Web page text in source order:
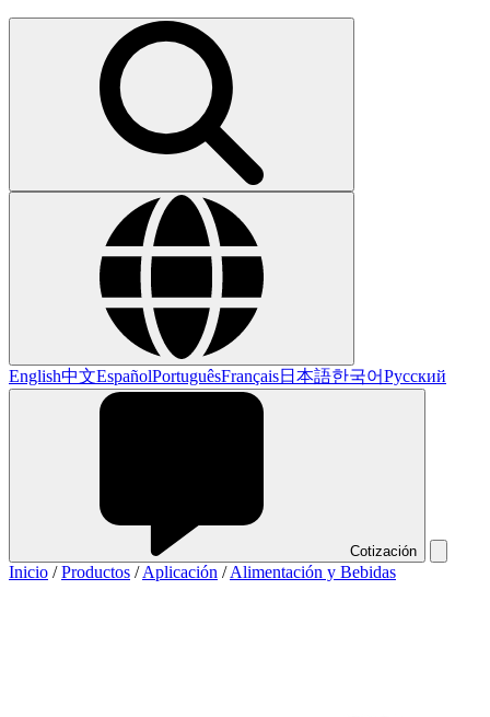
English中文EspañolPortuguêsFrançais日本語한국어Русский
Cotización
Inicio /Productos /Aplicación /Alimentación y Bebidas